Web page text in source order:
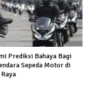
Prediksi Bahaya Bagi
Sepeda Motor di